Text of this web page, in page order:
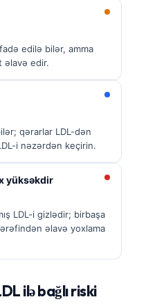
edilə bilər, amma
əlavə edir.
qərarlar LDL-dən
i nəzərdən keçirin.
yüksəkdir
LDL-i gizlədir; birbaşa
əlavə yoxlama
ilə bağlı riski